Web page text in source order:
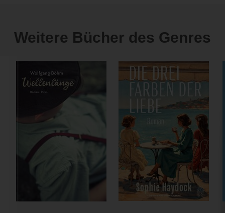
Weitere Bücher des Genres